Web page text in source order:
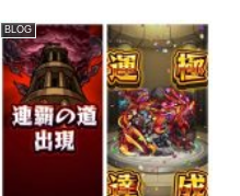
理ご依頼ありがとうございます💪
【本日の管理人Aの独り言】ラン
チで焼肉ヤマトに来てみた管理人
Aです‎🥩ちなみにぼっ...
BLOG